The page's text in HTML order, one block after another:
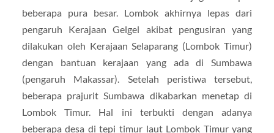
beberapa pura besar. Lombok akhirnya lepas dari
pengaruh Kerajaan Gelgel akibat pengusiran yang
dilakukan oleh Kerajaan Selaparang (Lombok Timur)
dengan bantuan kerajaan yang ada di Sumbawa
(pengaruh Makassar). Setelah peristiwa tersebut,
beberapa prajurit Sumbawa dikabarkan menetap di
Lombok Timur. Hal ini terbukti dengan adanya
beberapa desa di tepi timur laut Lombok Timur yang